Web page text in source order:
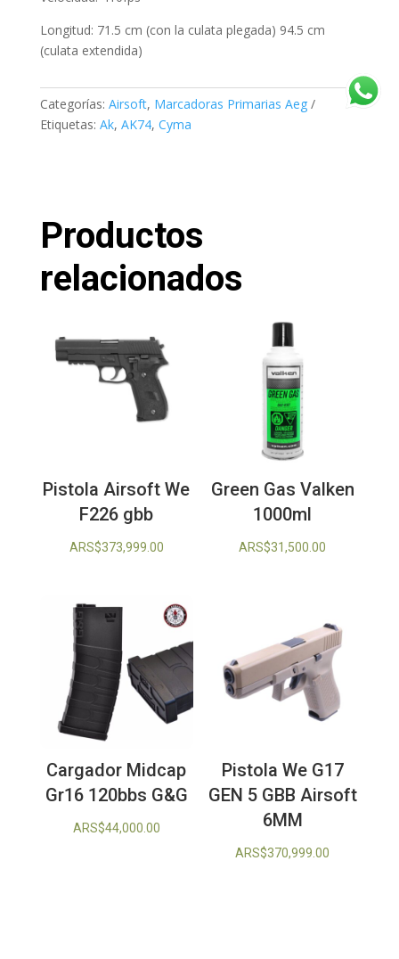
Longitud: 71.5 cm (con la culata plegada) 94.5 cm
(culata extendida)
Categorías: Airsoft, Marcadoras Primarias Aeg
Etiquetas: Ak, AK74, Cyma
Productos
relacionados
Pistola Airsoft We
F226 gbb
ARS$373,999.00
Green Gas Valken
1000ml
ARS$31,500.00
Cargador Midcap
Gr16 120bbs G&G
ARS$44,000.00
Pistola We G17
GEN 5 GBB Airsoft
6MM
ARS$370,999.00